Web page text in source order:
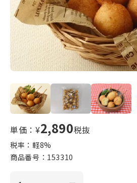
単価：¥2,890税抜
税率：軽8%
商品番号： 153310